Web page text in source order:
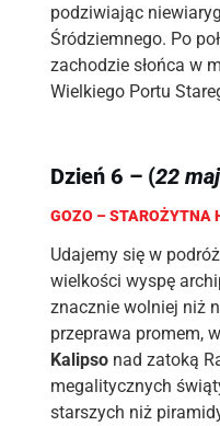
podziwiając
Śródziemnego. Po
zachodzie słońca w
Wielkiego Portu
Dzień 6 – (22
GOZO – STAROŻYTNA
Udajemy się w
wielkości wyspę
znacznie wolniej niż
przeprawa promem,
Kalipsonad zatoką
megalitycznych
starszych niż